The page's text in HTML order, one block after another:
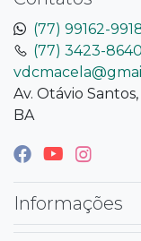
(77) 99162-
(77) 3423-8640
Av. Otávio
BA
Informações